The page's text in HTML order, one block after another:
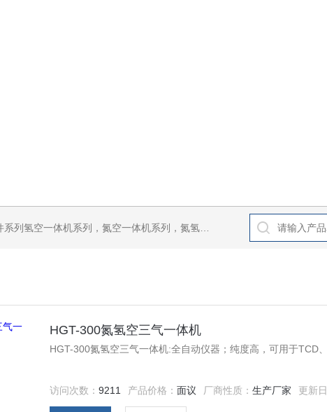
TOA水质分析，水质检测仪器，代理南韩SitekPH/离子计，DO计，电导计，多功能计，PH/DO/电导率电极
HGT-300氮氢空三气一体机
HGT-300氮氢空三气一体机:全自动仪器；纯度高，可用于TCD
访问次数：9211 产品价格：面议 厂商性质：生产厂家 更新